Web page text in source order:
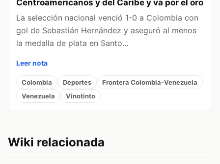
Centroamericanos y del Caribe y va por el oro
La selección nacional venció 1-0 a Colombia con
gol de Sebastián Hernández y aseguró al menos
la medalla de plata en Santo…
Leer nota
Colombia Deportes
Frontera Colombia-Venezuela
Venezuela
Vinotinto
Wiki relacionada